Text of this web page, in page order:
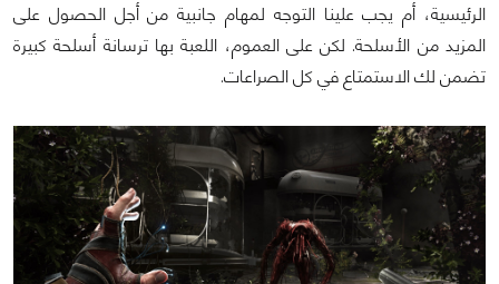
الرئيسية، أم يجب علينا التوجه لمهام جانبية من أجل الحصول على
المزيد من الأسلحة. لكن على العموم، اللعبة بها ترسانة أسلحة كبيرة
تضمن لك الاستمتاع في كل الصراعات.